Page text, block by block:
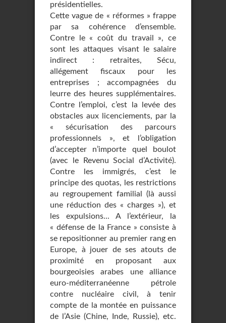
présidentielles.
Cette vague de « réformes » frappe
par sa cohérence d’ensemble.
Contre le « coût du travail », ce
sont les attaques visant le salaire
indirect : retraites, Sécu,
allégement fiscaux pour les
entreprises ; accompagnées du
leurre des heures supplémentaires.
Contre l’emploi, c’est la levée des
obstacles aux licenciements, par la
« sécurisation des parcours
professionnels », et l’obligation
d’accepter n’importe quel boulot
(avec le Revenu Social d’Activité).
Contre les immigrés, c’est le
principe des quotas, les restrictions
au regroupement familial (là aussi
une réduction des « charges »), et
les expulsions... A l’extérieur, la
« défense de la France » consiste à
se repositionner au premier rang en
Europe, à jouer de ses atouts de
proximité en proposant aux
bourgeoisies arabes une alliance
euro-méditerranéenne pétrole
contre nucléaire civil, à tenir
compte de la montée en puissance
de l’Asie (Chine, Inde, Russie), etc.